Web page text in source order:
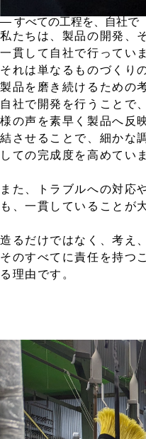
― すべての工程を、自社で
私たちは、製品の開発、
一貫して自社で行ってい
それは単なるものづくり
製品を磨き続けるための
自社で開発を行うことで
様の声を素早く製品へ反
結させることで、細かな
しての完成度を高めてい
また、トラブルへの対応
も、一貫していることが
造るだけではなく、考え
そのすべてに責任を持つ
る理由です。